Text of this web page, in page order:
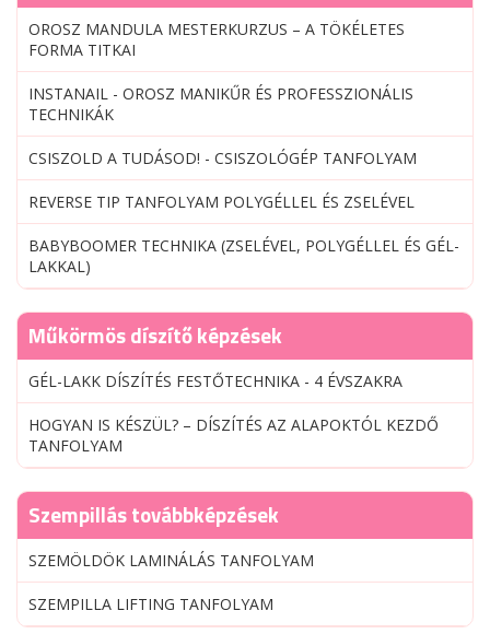
OROSZ MANDULA MESTERKURZUS – A TÖKÉLETES
FORMA TITKAI
INSTANAIL - OROSZ MANIKŰR ÉS PROFESSZIONÁLIS
TECHNIKÁK
CSISZOLD A TUDÁSOD! - CSISZOLÓGÉP TANFOLYAM
REVERSE TIP TANFOLYAM POLYGÉLLEL ÉS ZSELÉVEL
BABYBOOMER TECHNIKA (ZSELÉVEL, POLYGÉLLEL ÉS GÉL-
LAKKAL)
Műkörmös díszítő képzések
GÉL-LAKK DÍSZÍTÉS FESTŐTECHNIKA - 4 ÉVSZAKRA
HOGYAN IS KÉSZÜL? – DÍSZÍTÉS AZ ALAPOKTÓL KEZDŐ
TANFOLYAM
Szempillás továbbképzések
SZEMÖLDÖK LAMINÁLÁS TANFOLYAM
SZEMPILLA LIFTING TANFOLYAM